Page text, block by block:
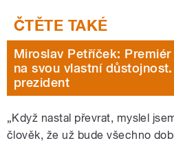
Miroslav Petříček:
na svou vlastní
prezident
„Když nastal převrat, myslel
člověk, že už bude všechno